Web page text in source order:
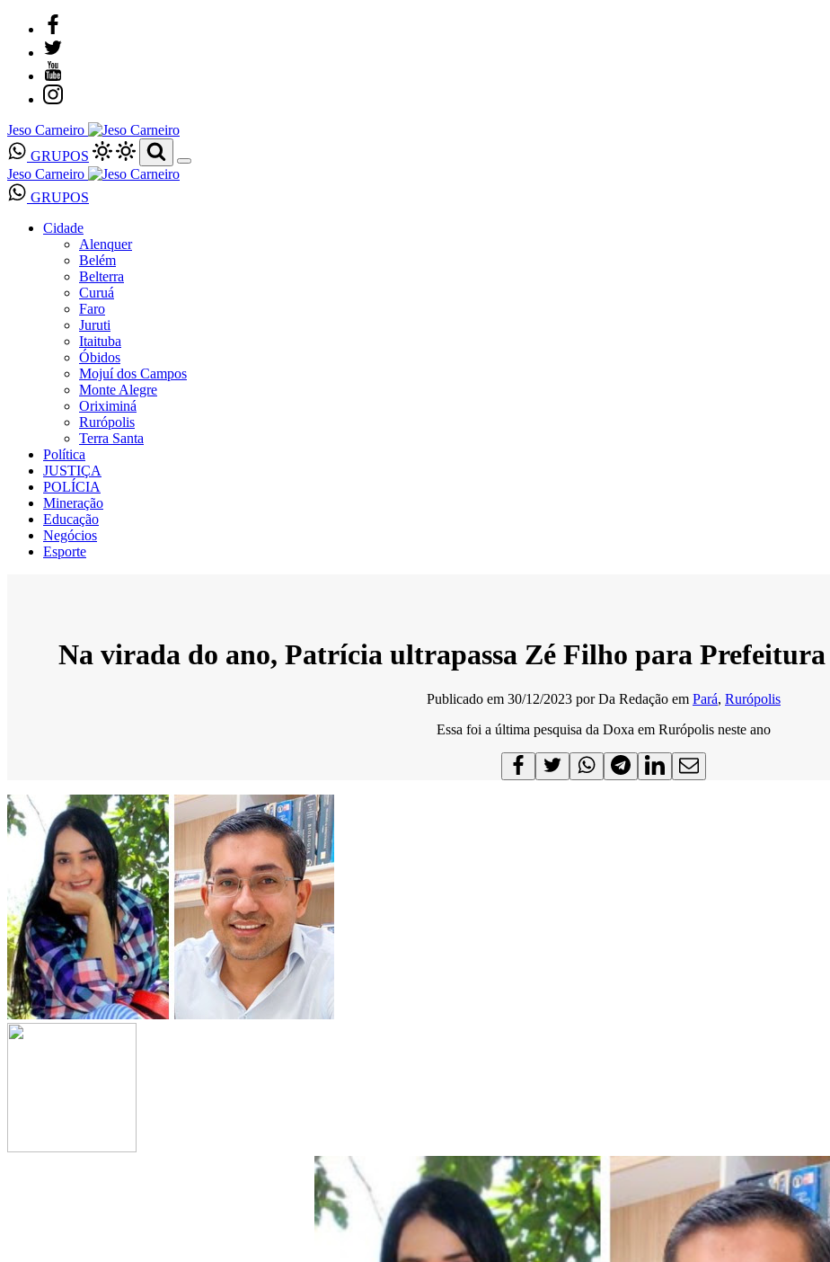
Jeso Carneiro
GRUPOS
Jeso Carneiro
GRUPOS
Cidade
Alenquer
Belém
Belterra
Curuá
Faro
Juruti
Itaituba
Óbidos
Mojuí dos Campos
Monte Alegre
Oriximiná
Rurópolis
Terra Santa
Política
JUSTIÇA
POLÍCIA
Mineração
Educação
Negócios
Esporte
Na virada do ano, Patrícia ultrapassa Zé Filho para
Publicado em 30/12/2023 porDa Redação em Pará, Rurópolis
Essa foi a última pesquisa da Doxa em Rurópolis neste ano